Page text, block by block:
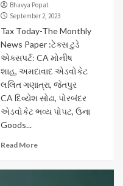
Bhavya Popat
September 2, 2023
Tax Today-The Monthly
News Paper :ટેક્સ ટુડે
એક્સપર્ટ: CA મોનીષ
શાહ, અમદાવાદ એડવોકેટ
લલિત ગણાત્રા, જેતપુર
CA દિવ્યેશ સોઢા, પોરબંદર
એડવોકેટ ભવ્ય પોપટ, ઉના
Goods...
Read More